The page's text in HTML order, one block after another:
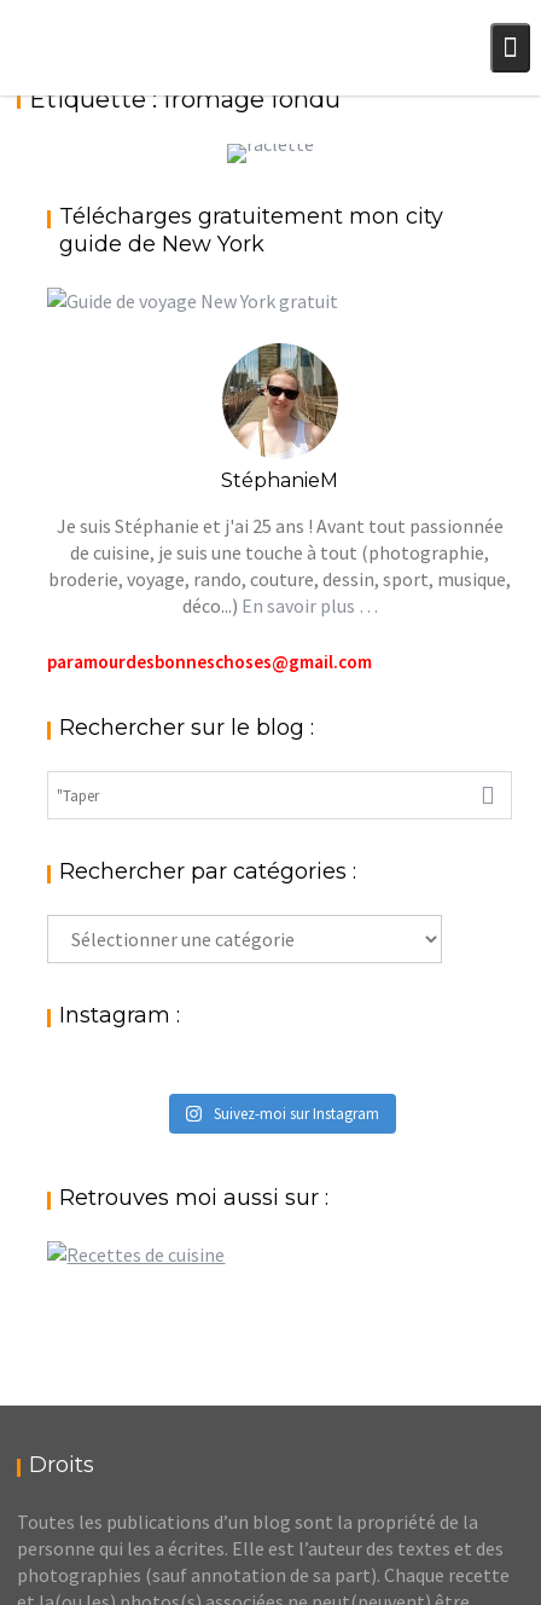
Étiquette :fromage fondu
RACLETTE MY LOVE : UN CLUB DE
#RACLETTELOVERS ?
Télécharges gratuitement mon city
guide de New York
StéphanieM
Je suis Stéphanie et j'ai 25 ans ! Avant tout passionnée
de cuisine, je suis une touche à tout (photographie,
broderie, voyage, rando, couture, dessin, sport, musique,
déco...) En savoir plus …
paramourdesbonneschoses@gmail.com
Rechercher sur le blog :
Rechercher par catégories :
Rechercher
par
: Instagram :
Suivez-moi sur Instagram
Retrouves moi aussi sur :
Droits
Toutes les publications d’un blog sont la propriété de la
personne qui les a écrites. Elle est l’auteur des textes et des
photographies (sauf annotation de sa part). Chaque recette